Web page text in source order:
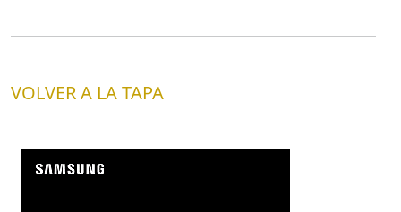
VOLVER A LA TAPA